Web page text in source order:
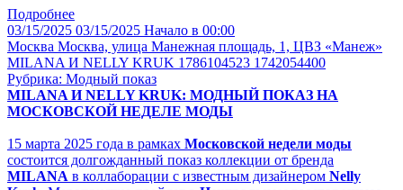
Подробнее
03/15/2025 03/15/2025 Начало в 00:00
Москва Москва, улица Манежная площадь, 1, ЦВЗ «Манеж»
MILANA И NELLY KRUK 1786104523 1742054400
Рубрика: Модный показ
MILANA И NELLY KRUK: МОДНЫЙ ПОКАЗ НА
МОСКОВСКОЙ НЕДЕЛЕ МОДЫ
15 марта 2025 года в рамках Московской недели моды
состоится долгожданный показ коллекции от бренда
MILANA в коллаборации с известным дизайнером Nelly